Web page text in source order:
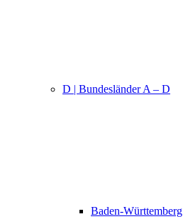
D | Bundesländer A – D
Baden-Württemberg